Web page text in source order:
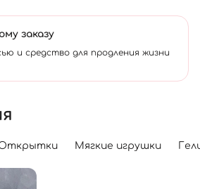
заказу
и средство для продления жизни
Мягкие игрушки